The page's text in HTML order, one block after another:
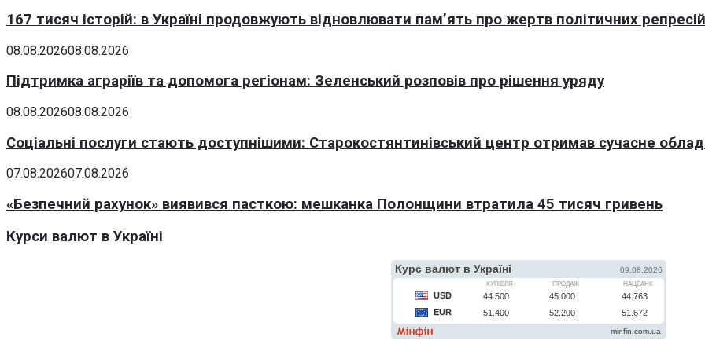
167 тисяч історій: в Україні продовжують відновлювати пам’ять про жертв політичних репресій
08.08.202608.08.2026
Підтримка аграріїв та допомога регіонам: Зеленський розповів про рішення уряду
08.08.202608.08.2026
Соціальні послуги стають доступнішими: Старокостянтинівський центр отримав сучасне
07.08.202607.08.2026
«Безпечний рахунок» виявився пасткою: мешканка Полонщини втратила 45 тисяч гривень
Курси валют в Україні